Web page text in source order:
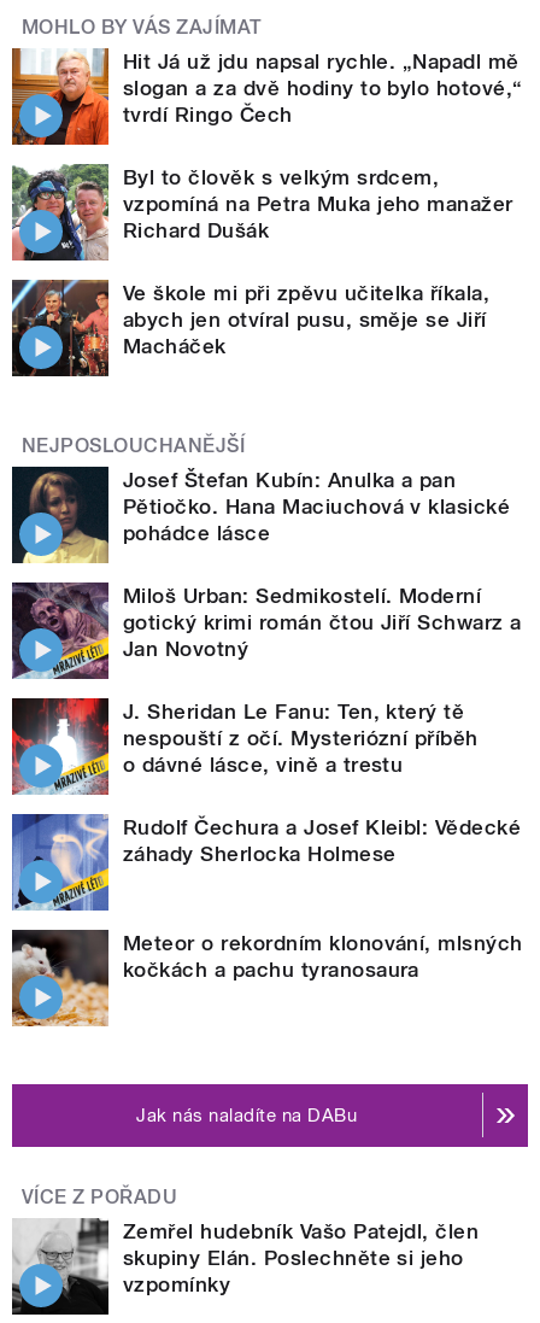
MOHLO BY VÁS ZAJÍMAT
Hit Já už jdu napsal rychle. „Napadl mě
slogan a za dvě hodiny to bylo hotové,“
tvrdí Ringo Čech
Byl to člověk s velkým srdcem,
vzpomíná na Petra Muka jeho manažer
Richard Dušák
Ve škole mi při zpěvu učitelka říkala,
abych jen otvíral pusu, směje se Jiří
Macháček
NEJPOSLOUCHANĚJŠÍ
Josef Štefan Kubín: Anulka a pan
Pětiočko. Hana Maciuchová v klasické
pohádce lásce
Miloš Urban: Sedmikostelí. Moderní
gotický krimi román čtou Jiří Schwarz a
Jan Novotný
J. Sheridan Le Fanu: Ten, který tě
nespouští z očí. Mysteriózní příběh
o dávné lásce, vině a trestu
Rudolf Čechura a Josef Kleibl: Vědecké
záhady Sherlocka Holmese
Meteor o rekordním klonování, mlsných
kočkách a pachu tyranosaura
Jak nás naladíte na DABu
VÍCE Z POŘADU
Zemřel hudebník Vašo Patejdl, člen
skupiny Elán. Poslechněte si jeho
vzpomínky